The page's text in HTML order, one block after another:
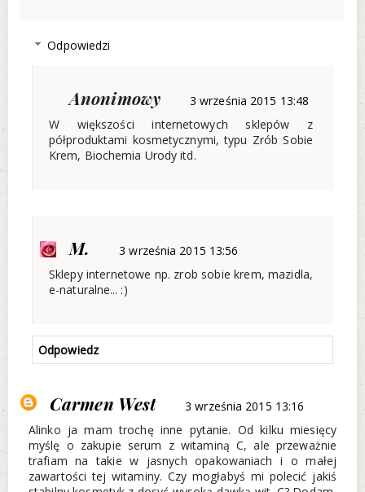
Odpowiedzi
Anonimowy
3 września 2015 13:48
W większości internetowych sklepów z
półproduktami kosmetycznymi, typu Zrób Sobie
Krem, Biochemia Urody itd.
M.
3 września 2015 13:56
Sklepy internetowe np. zrob sobie krem, mazidla,
e-naturalne... :)
Odpowiedz
Carmen West
3 września 2015 13:16
Alinko ja mam trochę inne pytanie. Od kilku miesięcy
myślę o zakupie serum z witaminą C, ale przeważnie
trafiam na takie w jasnych opakowaniach i o małej
zawartości tej witaminy. Czy mogłabyś mi polecić jakiś